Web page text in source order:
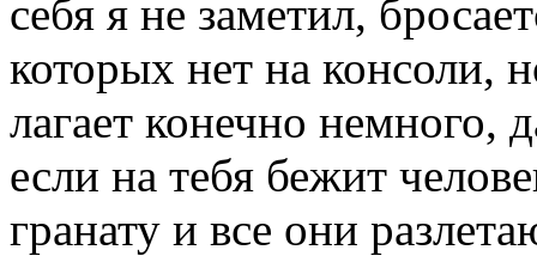
себя я не заметил,
которых нет на консоли,
лагает конечно немного,
если на тебя бежит
гранату и все они